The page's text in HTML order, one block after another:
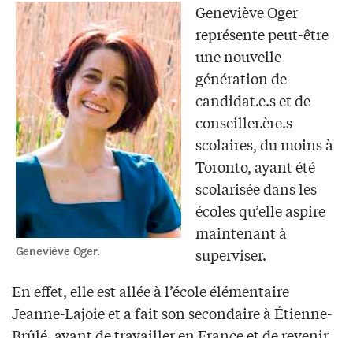
Geneviève Oger.
Geneviève Oger
représente peut-être
une nouvelle
génération de
candidat.e.s et de
conseiller.ère.s
scolaires, du moins à
Toronto, ayant été
scolarisée dans les
écoles qu’elle aspire
maintenant à
superviser.
En effet, elle est allée à l’école élémentaire
Jeanne-Lajoie et a fait son secondaire à Étienne-